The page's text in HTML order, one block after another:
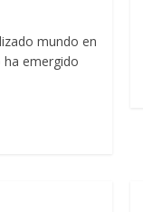
mundo en
emergido